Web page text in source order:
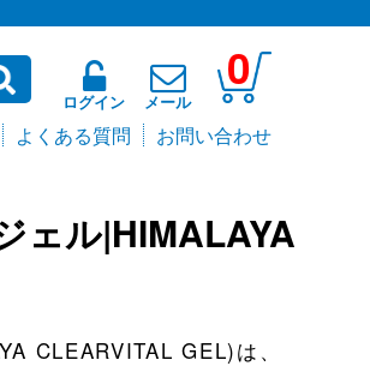
ログイン メール
0
よくある質問 お問い合わせ
ェル|HIMALAYA
CLEARVITAL GEL)は、